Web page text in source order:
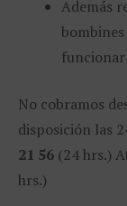
Además
No cobramos
disposición las
21 56 (24 hrs.)
hrs.)